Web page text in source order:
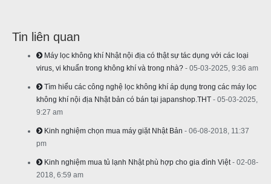
Tin liên quan
Máy lọc không khí Nhật nội địa có thật sự tác dụng với các loại
virus, vi khuẩn trong không khí và trong nhà? - 05-03-2025, 9:36 am
Tìm hiểu các công nghệ lọc không khí áp dụng trong các máy lọc
không khí nội địa Nhật bản có bán tại japanshop.THT - 05-03-2025,
9:27 am
Kinh nghiệm chọn mua máy giặt Nhật Bản - 06-08-2018, 11:37
pm
Kinh nghiệm mua tủ lạnh Nhật phù hợp cho gia đình Việt - 02-08-
2018, 6:59 am